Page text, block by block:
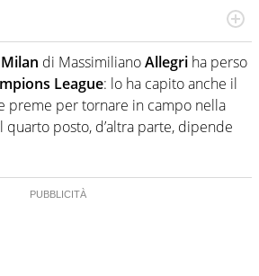
per Virgilio Sport segue anche
la pallanuoto che esalta competenze e
comunicazione di HaBaWaBa, il più
waterpolo per bambini al mondo
Milan di MassimilianoAllegri ha perso
League: lo ha capito anche il
preme per tornare in campo nella
quarto posto, d’altra parte, dipende